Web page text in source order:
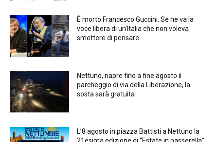
È morto Francesco Guccini. Se ne va la
voce libera di un’Italia che non voleva
smettere di pensare
Nettuno, riapre fino a fine agosto il
parcheggio di via della Liberazione, la
sosta sarà gratuita
L’8 agosto in piazza Battisti a Nettuno la